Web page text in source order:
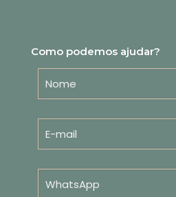
Como podemos ajudar?